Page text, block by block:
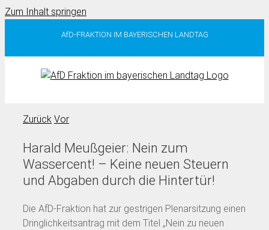
Zum Inhalt springen
AfD-FRAKTION IM BAYERISCHEN LANDTAG
Zurück Vor
Harald Meußgeier: Nein zum
Wassercent! – Keine neuen Steuern
und Abgaben durch die Hintertür!
Die AfD-Fraktion hat zur gestrigen Plenarsitzung einen
Dringlichkeitsantrag mit dem Titel „Nein zu neuen